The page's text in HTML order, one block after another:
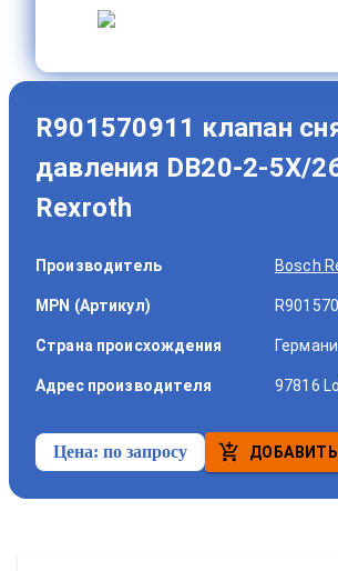
R901570911 клапан
давления DB20-2-5X/
Rexroth
Производитель Bosch
MPN (Артикул)
Страна происхождения
Адрес производителя 97816
Цена: по запросу